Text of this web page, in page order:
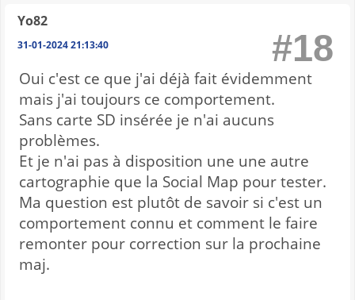
Yo82
31-01-2024 21:13:40 #18
Oui c'est ce que j'ai déjà fait évidemment
mais j'ai toujours ce comportement.
Sans carte SD insérée je n'ai aucuns
problèmes.
Et je n'ai pas à disposition une une autre
cartographie que la Social Map pour tester.
Ma question est plutôt de savoir si c'est un
comportement connu et comment le faire
remonter pour correction sur la prochaine
maj.